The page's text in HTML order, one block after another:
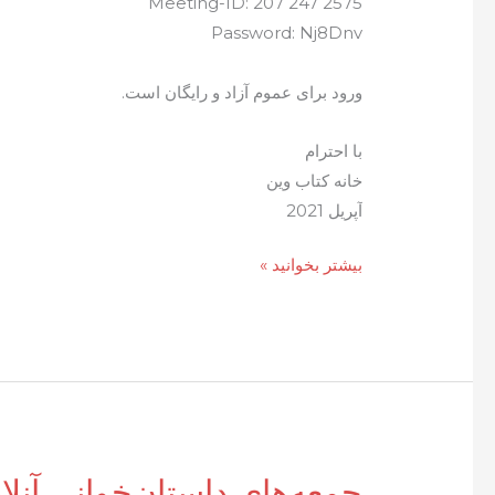
Password: Nj8Dnv
ورود برای عموم آزاد و رایگان است.
با احترام
خانه کتاب وین
آپریل 2021
جمعه‌های
کتاب
بیشتر بخوانید »